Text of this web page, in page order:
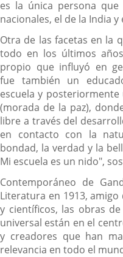
es la única persona
nacionales, el de la India y
Otra de las facetas en la
todo en los últimos
propio que influyó en
fue también un
escuela y
(morada de la paz),
libre a través del
en contacto con la
bondad, la verdad y la
Mi escuela es un nido",
Contemporáneo de
Literatura en 1913,
y científicos, las obras
universal están en el
y creadores que han
relevancia en todo el